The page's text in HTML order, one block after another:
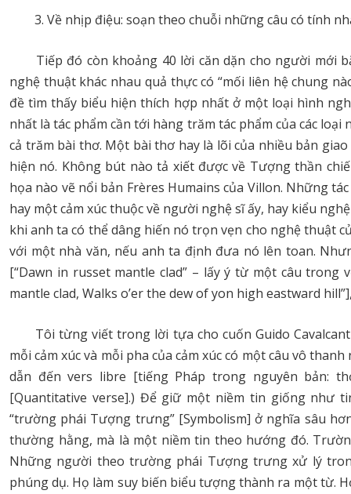
3. Về nhịp điệu: soạn theo chuỗi những câu có tính
Tiếp đó còn khoảng 40 lời căn dặn cho người mới
nghệ thuật khác nhau quả thực có “mối liên hệ chung
đề tìm thấy biểu hiện thích hợp nhất ở một loại hình
nhất là tác phẩm cần tới hàng trăm tác phẩm của các
cả trăm bài thơ. Một bài thơ hay là lõi của nhiều bản
hiện nó. Không bút nào tả xiết được về Tượng thần
họa nào vẽ nổi bản Frères Humains của Villon. Những
hay một cảm xúc thuộc về người nghệ sĩ ấy, hay kiểu
khi anh ta có thể dâng hiến nó trọn vẹn cho nghệ thuật
với một nhà văn, nếu anh ta định đưa nó lên toan.
[“Dawn in russet mantle clad” – lấy ý từ một câu trong
mantle clad, Walks o’er the dew of yon high eastward
Tôi từng viết trong lời tựa cho cuốn Guido
mỗi cảm xúc và mỗi pha của cảm xúc có một câu vô
dẫn đến vers libre [tiếng Pháp trong nguyên bản:
[Quantitative verse].) Để giữ một niềm tin giống như
“trường phái Tượng trưng” [Symbolism] ở nghĩa sâu
thường hằng, mà là một niềm tin theo hướng đó.
Những người theo trường phái Tượng trưng xử lý
phúng dụ. Họ làm suy biến biểu tượng thành ra một từ.